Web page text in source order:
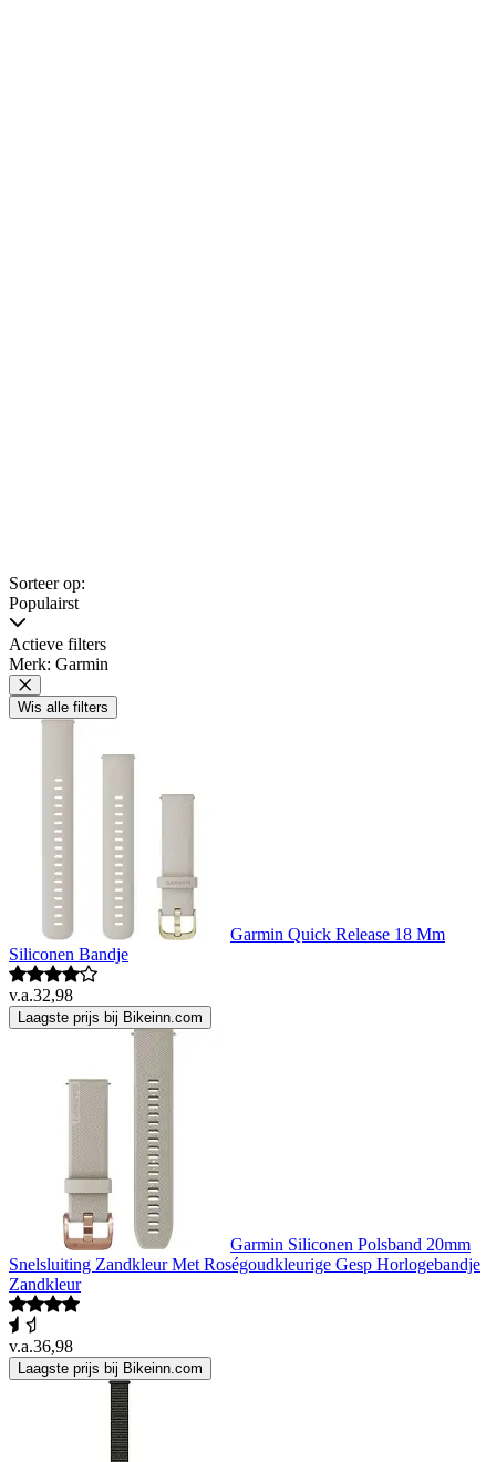
Sorteer op:
Populairst
Actieve filters
Merk: Garmin
Wis alle filters
Garmin Quick Release 18 Mm
Siliconen Bandje
v.a.32,98
Laagste prijs bij Bikeinn.com
Garmin Siliconen Polsband 20mm
Snelsluiting Zandkleur Met Roségoudkleurige Gesp Horlogebandje
Zandkleur
v.a.36,98
Laagste prijs bij Bikeinn.com